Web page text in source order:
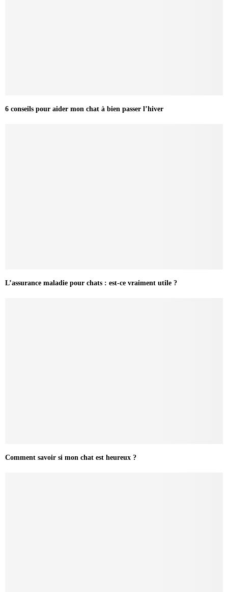
6 conseils pour aider mon chat à bien passer l’hiver
L’assurance maladie pour chats : est-ce vraiment utile ?
Comment savoir si mon chat est heureux ?